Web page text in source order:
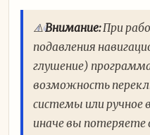
⚠️Внимание:При
подавления
глушение)
возможность
системы или ручное
иначе вы потеряете